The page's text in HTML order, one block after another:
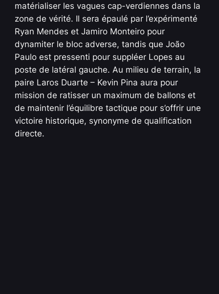
matérialiser les vagues cap-verdiennes dans la
zone de vérité. Il sera épaulé par l’expérimenté
Ryan Mendes et Jamiro Monteiro pour
dynamiter le bloc adverse, tandis que João
Paulo est pressenti pour suppléer Lopes au
poste de latéral gauche. Au milieu de terrain, la
paire Laros Duarte – Kevin Pina aura pour
mission de ratisser un maximum de ballons et
de maintenir l’équilibre tactique pour s’offrir une
victoire historique, synonyme de qualification
directe.